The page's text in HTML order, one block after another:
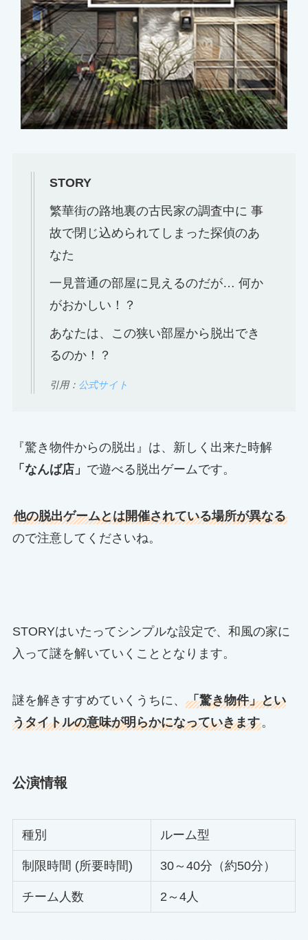
STORY
繁華街の路地裏の古民家の調査中に 事
故で閉じ込められてしまった探偵のあ
なた
一見普通の部屋に見えるのだが… 何か
がおかしい！？
あなたは、この狭い部屋から脱出でき
るのか！？
引用： 公式サイト
『驚き物件からの脱出』は、新しく出来た時解
「なんば店」 で遊べる脱出ゲームです。
他の脱出ゲームとは開催されている場所が異なる
ので注意してくださいね。
STORYはいたってシンプルな設定で、和風の家に
入って謎を解いていくこととなります。
謎を解きすすめていくうちに、 「驚き物件」とい
うタイトルの意味が明らかになっていきます。
公演情報
種別 ルーム型
制限時間 (所要時間) 30～40分（約50分）
チーム人数 2～4人